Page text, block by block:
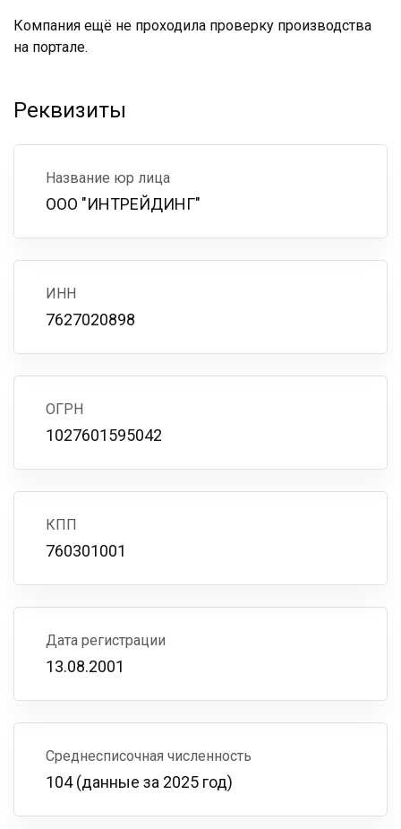
Компания ещё не проходила проверку производства
на портале.
Реквизиты
Название юр лица
ООО "ИНТРЕЙДИНГ"
ИНН
7627020898
ОГРН
1027601595042
КПП
760301001
Дата регистрации
13.08.2001
Среднесписочная численность
104 (данные за 2025 год)